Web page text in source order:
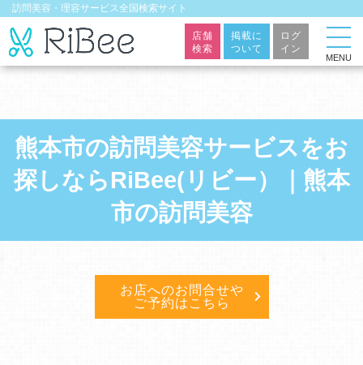
訪問美容・理容サービス全国検索サイト
店舗
検索
掲載に
ついて
ログ
イン
MENU
熊本市の訪問美容サービスをお
探しならRiBee(リビー）｜熊本
市の訪問美容
お店へのお問合せや
ご予約はこちら